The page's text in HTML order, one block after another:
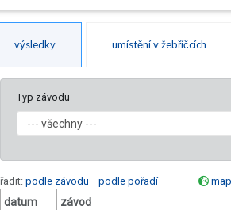
výsledky umístění v žebříčcích
Typ závodu
řadit: podle závodu podle pořadí
datum závod